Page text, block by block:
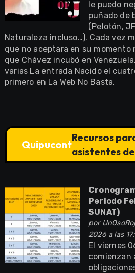
le puedo
puñado de
(Pelotón,
Naturaleza incluso…). Cada vez
que no aceptara en su momento
que Chávez incubó en
varias La entrada Nacido el
primero en La Web No Basta.
Quipucont
Recursos
asistentes
Periodo
SUNAT)
por
2026 a las
El viernes
comienzan